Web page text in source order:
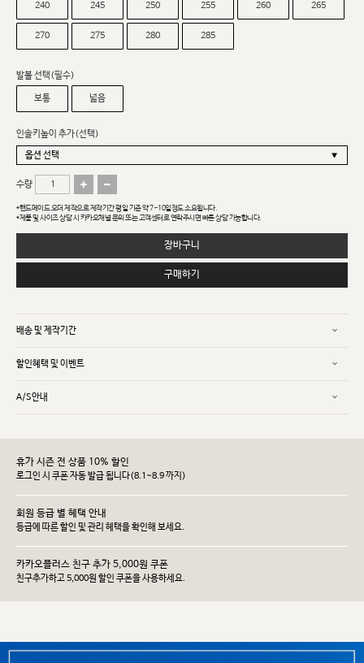
240 245 250 255 260 265
270 275 280 285
발볼 선택(필수)
보통 넓음
인솔키높이 추가(선택)
수량
*핸드메이드 오더 제작으로 제작기간 평일 기준 약 7~10일정도 소요됩니다.
*제품 및 사이즈 상담 시 카카오채널 문의 또는 고객센터로 연락주시면 빠른 상담 가능합니다.
장바구니
구매하기
배송 및 제작기간
할인혜택 및 이벤트
A/S안내
휴가 시즌 전 상품 10% 할인
로그인 시 쿠폰 자동 발급 됩니다(8.1~8.9 까지)
회원 등급 별 혜택 안내
등급에 따른 할인 및 관리 헤택을 확인해 보세요.
카카오플러스 친구 추가 5,000원 쿠폰
친구추가하고 5,000원 할인 쿠폰을 사용하세요.